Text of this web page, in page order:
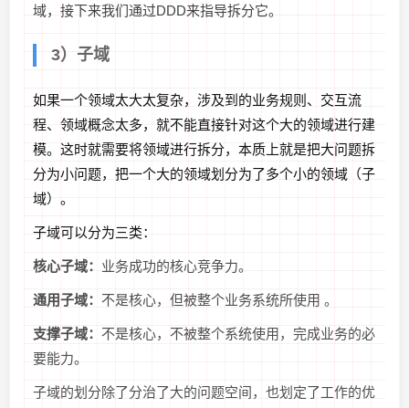
域，接下来我们通过DDD来指导拆分它。
3）子域
如果一个领域太大太复杂，涉及到的业务规则、交互流
程、领域概念太多，就不能直接针对这个大的领域进行建
模。这时就需要将领域进行拆分，本质上就是把大问题拆
分为小问题，把一个大的领域划分为了多个小的领域（子
域）。
子域可以分为三类：
核心子域： 业务成功的核心竞争力。
通用子域： 不是核心，但被整个业务系统所使用 。
支撑子域： 不是核心，不被整个系统使用，完成业务的必
要能力。
子域的划分除了分治了大的问题空间，也划定了工作的优